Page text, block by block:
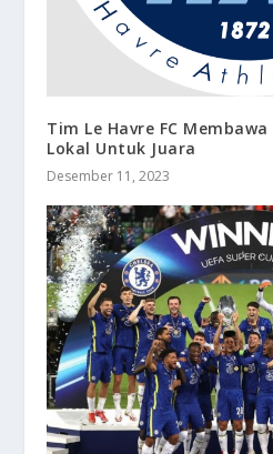
Tim Le Havre FC
Lokal Untuk Juara
Desember 11, 2023